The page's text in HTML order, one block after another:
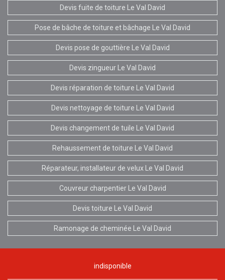
Devis fuite de toiture Le Val David
Pose de bâche de toiture et bâchage Le Val David
Devis pose de gouttière Le Val David
Devis zingueur Le Val David
Devis réparation de toiture Le Val David
Devis nettoyage de toiture Le Val David
Devis changement de tuile Le Val David
Rehaussement de toiture Le Val David
Réparateur, installateur de velux Le Val David
Couvreur charpentier Le Val David
Devis toiture Le Val David
Ramonage de cheminée Le Val David
indisponible